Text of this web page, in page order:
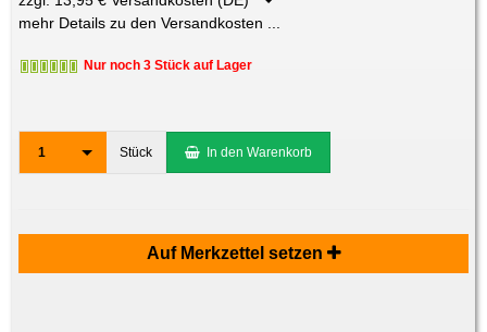
mehr Details zu den Versandkosten ...
Nur noch 3 Stück auf Lager
1 Stück In den Warenkorb
Auf Merkzettel setzen